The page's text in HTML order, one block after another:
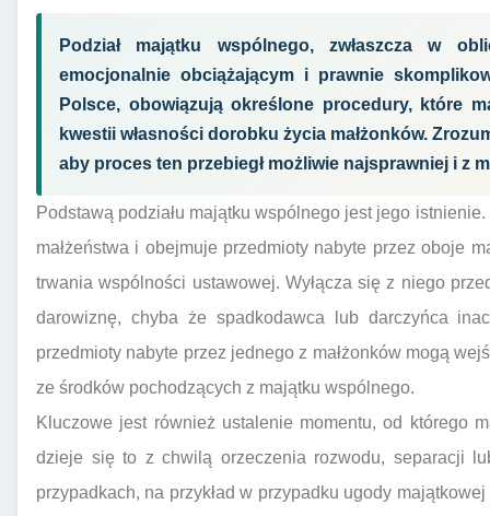
Podział majątku wspólnego, zwłaszcza w
emocjonalnie obciążającym i prawnie
Polsce, obowiązują określone procedury, które
kwestii własności dorobku życia małżonków.
aby proces ten przebiegł możliwie najsprawniej i z
Podstawą podziału majątku wspólnego jest jego
małżeństwa i obejmuje przedmioty nabyte przez oboje
trwania wspólności ustawowej. Wyłącza się z niego
darowiznę, chyba że spadkodawca lub darczyńca
przedmioty nabyte przez jednego z małżonków mogą
ze środków pochodzących z majątku wspólnego.
Kluczowe jest również ustalenie momentu, od którego
dzieje się to z chwilą orzeczenia rozwodu, separacji
przypadkach, na przykład w przypadku ugody